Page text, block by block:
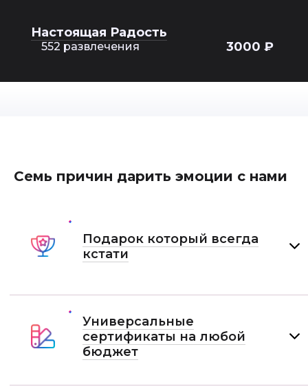
Настоящая Радость
552 развлечения 3000 ₽
Семь причин дарить эмоции с нами
Подарок который всегда
кстати
Универсальные
сертификаты на любой
бюджет